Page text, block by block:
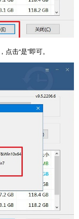
击“是”即可。